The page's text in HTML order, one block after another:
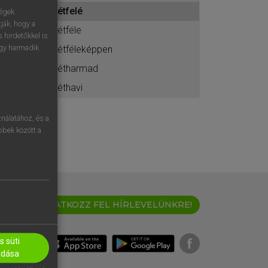
kétfelé
kétféle
kétféleképpen
kétharmad
kéthavi
IRATKOZZ FEL HÍRLEVELÜNKRE!
hogy a
hirdetőkkel is
harmadik
és a
között a
süti